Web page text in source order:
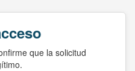
que la solicitud